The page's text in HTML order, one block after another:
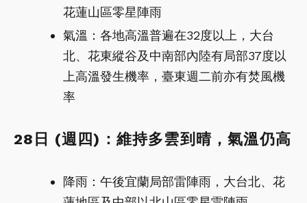
花蓮山區零星陣雨
氣溫：各地高溫普遍在32度以上，大台
北、花東縱谷及中南部內陸有局部37度以
上高溫發生機率，臺東週二前亦有焚風機
率
28日 (週四)：維持多雲到晴，氣溫仍高
降雨：午後宜蘭局部雷陣雨，大台北、花